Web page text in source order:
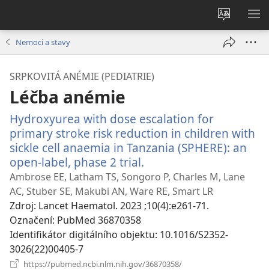
Změnit
jazyk
stránek
Nemoci a stavy
SRPKOVITÁ ANÉMIE (PEDIATRIE)
Léčba anémie
Hydroxyurea with dose escalation for
primary stroke risk reduction in children with
sickle cell anaemia in Tanzania (SPHERE): an
open-label, phase 2 trial.
nové
okno)
Ambrose EE, Latham TS, Songoro P, Charles M, Lane
AC, Stuber SE, Makubi AN, Ware RE, Smart LR
Zdroj‎: Lancet Haematol. 2023 ;10(4):e261-71.
Označení‎: PubMed 36870358
Identifikátor digitálního objektu‎: 10.1016/S2352-
3026(22)00405-7
https://pubmed.ncbi.nlm.nih.gov/36870358/